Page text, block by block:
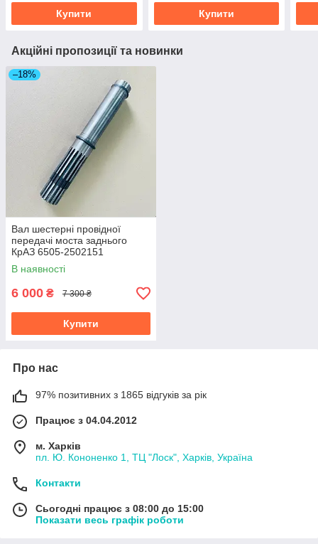
Купити Купити
Акційні пропозиції та новинки
–18%
Вал шестерні провідної
передачі моста заднього
КрАЗ 6505-2502151
В наявності
6 000 ₴ 7 300 ₴
Купити
Про нас
97% позитивних з 1865 відгуків за рік
Працює з 04.04.2012
м. Харків
пл. Ю. Кононенко 1, ТЦ "Лоск", Харків, Україна
Контакти
Сьогодні працює з 08:00 до 15:00
Показати весь графік роботи